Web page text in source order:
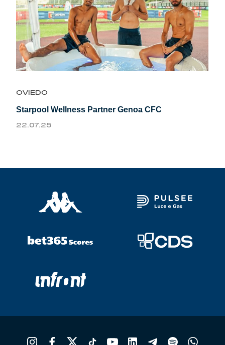
OVIEDO
Starpool Wellness Partner Genoa CFC
22.07.25